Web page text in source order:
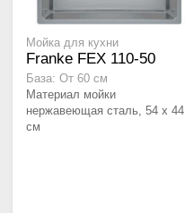
Мойка для кухни
Franke FEX 110-50
База: От 60 см
Материал мойки
нержавеющая сталь, 54 x 44
см